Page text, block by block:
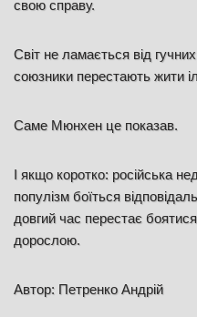
свою справу.
Світ не ламається від
союзники перестають жити
Саме Мюнхен це показав.
І якщо коротко: російська
популізм боїться
довгий час перестає
дорослою.
Автор: Петренко Андрій